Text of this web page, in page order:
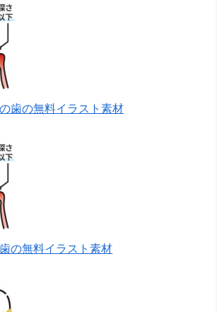
歯の無料イラスト素材
の無料イラスト素材